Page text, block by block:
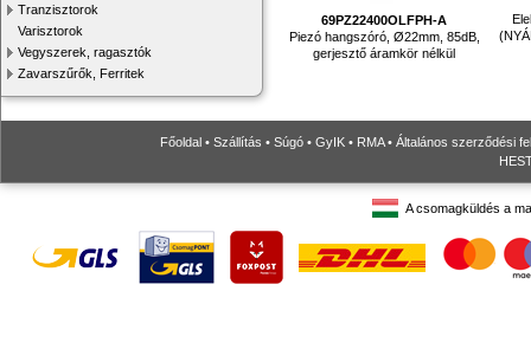
Tranzisztorok
Varisztorok
Vegyszerek, ragasztók
Zavarszűrők, Ferritek
69PZ22400OLFPH-A
Piezó hangszóró, Ø22mm, 85dB,
gerjesztő áramkör nélkül
Főoldal • Szállítás • Súgó • GyIK • RMA• Általános szerződési
A csomagküldés a